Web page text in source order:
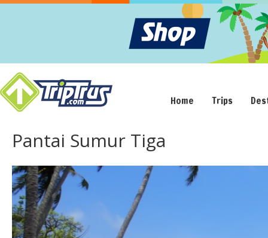
Home Trips
Pantai Sumur Tiga